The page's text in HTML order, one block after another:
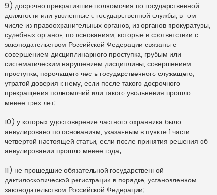
9) досрочно прекратившие полномочия по государственной
должности или уволенные с государственной службы, в том
числе из правоохранительных органов, из органов прокуратуры,
судебных органов, по основаниям, которые в соответствии с
законодательством Российской Федерации связаны с
совершением дисциплинарного проступка, грубым или
систематическим нарушением дисциплины, совершением
проступка, порочащего честь государственного служащего,
утратой доверия к нему, если после такого досрочного
прекращения полномочий или такого увольнения прошло
менее трех лет;
10) у которых удостоверение частного охранника было
аннулировано по основаниям, указанным в пункте 1 части
четвертой настоящей статьи, если после принятия решения об
аннулировании прошло менее года;
11) не прошедшие обязательной государственной
дактилоскопической регистрации в порядке, установленном
законодательством Российской Федерации;